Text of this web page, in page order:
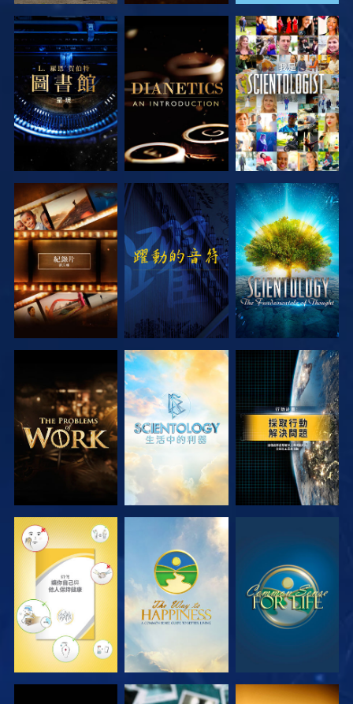
探索系列節目 探索系列節目 觀看
探索系列節目 觀看 探索系列節目
探索系列節目 探索系列節目 觀看
觀看 觀看 觀看